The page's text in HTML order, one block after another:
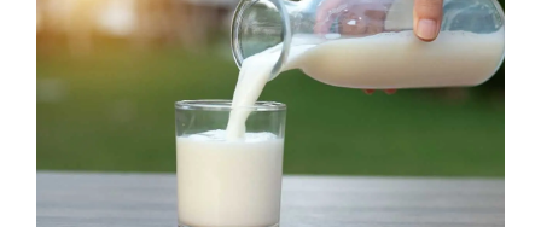
İletişim
Online İşlemler